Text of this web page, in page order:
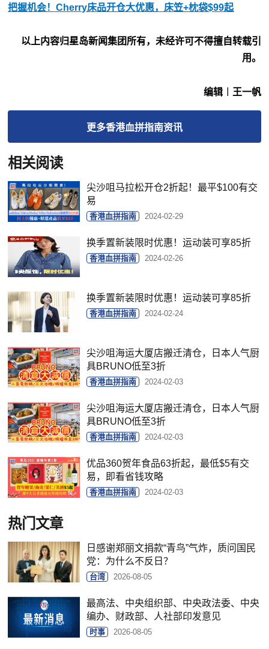
把握机会！Cherry床品开仓大优惠，床笠+枕袋$99起
以上内容归星岛新闻集团所有，未经许可不得擅自转载引
用。
编辑︱王一帆
更多香港血拼指南资讯
相关阅读
尖沙咀马拉松开仓2折起！最平$100有交
易
香港血拼指南 2024-02-29
换季置新装限时优惠！运动装可享85折
香港血拼指南 2024-02-26
换季置新装限时优惠！运动装可享85折
香港血拼指南 2024-02-24
尖沙咀海运大厦店搬迁清仓，日本人气厨
具BRUNO低至3折
香港血拼指南 2024-02-03
尖沙咀海运大厦店搬迁清仓，日本人气厨
具BRUNO低至3折
香港血拼指南 2024-02-03
优品360贺年食品63折起，最低$5有交
易，即看省钱攻略
香港血拼指南 2024-02-03
热门文章
日感谢郑丽文捐款“青鸟”气炸，质问国民
党：为什么不反日？
台湾 2026-08-05
最高法、中央组织部、中央政法委、中央
编办、财政部、人社部印发意见
时事 2026-08-05